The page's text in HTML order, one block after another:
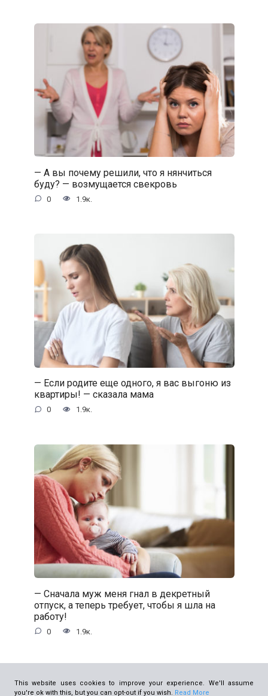
— А вы почему решили, что я нянчиться
буду? — возмущается свекровь
0 1.9к.
— Если родите еще одного, я вас выгоню из
квартиры! — сказала мама
0 1.9к.
— Сначала муж меня гнал в декретный
отпуск, а теперь требует, чтобы я шла на
работу!
0 1.9к.
This website uses cookies to improve your experience. We'll assume
you're ok with this, but you can opt-out if you wish. Read More